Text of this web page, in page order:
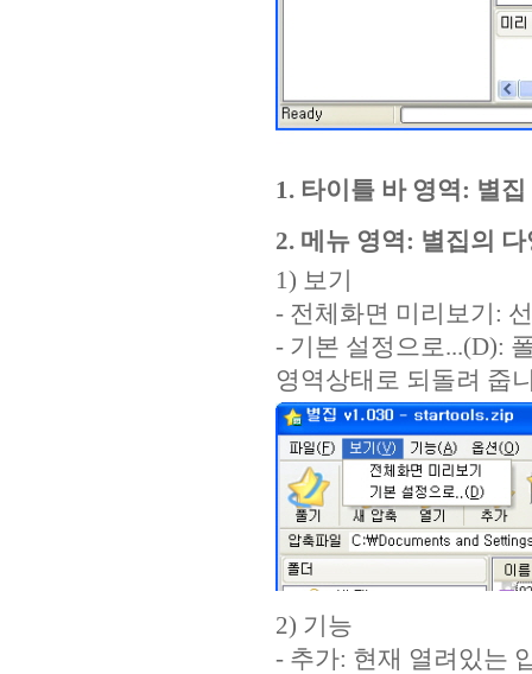
1. 타이틀 바 영역: 별
2. 메뉴 영역: 별집의
1) 보기
- 전체화면 미리보기:
- 기본 설정으로...(D):
영역상태로 되돌려 줍
2) 기능
- 추가: 현재 열려있는